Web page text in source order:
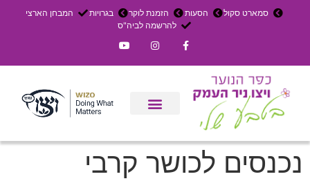
סמארט סקול הסעות הזמנת לוקר בגרויות
המבחן הארצי
להרשמה לביה"ס
נכנסים לכושר קרבי